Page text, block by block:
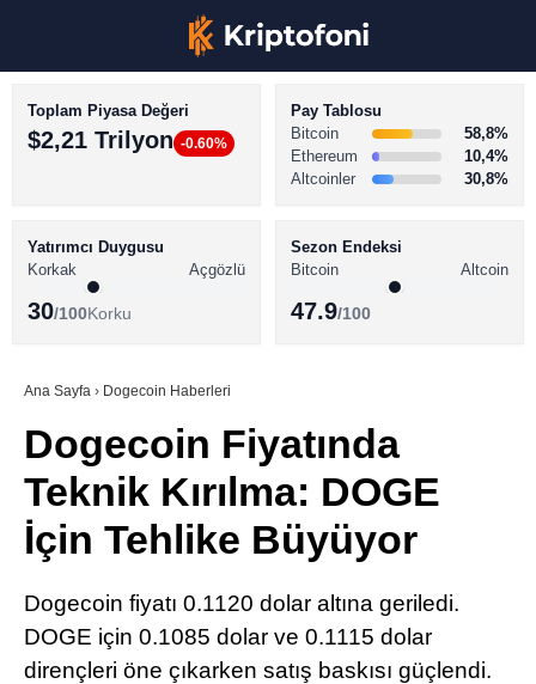
Youtube
TikTok
Pinterest
LinkedIn
BİTCOİN HABERLERİ
ALTCOİN HABERLERİ
SÖZLÜK
Toplam Piyasa Değeri
$2,21 Trilyon -0.60%
Pay Tablosu
Bitcoin
58,8%
Ethereum
10,4%
Altcoinler
30,8%
Yatırımcı Duygusu
Korkak
Açgözlü
30/100Korku
Sezon Endeksi
Bitcoin
Altcoin
47.9/100
Ana Sayfa › Dogecoin Haberleri
Dogecoin Fiyatında
Teknik Kırılma: DOGE
İçin Tehlike Büyüyor
Dogecoin fiyatı 0.1120 dolar altına geriledi.
DOGE için 0.1085 dolar ve 0.1115 dolar
dirençleri öne çıkarken satış baskısı güçlendi.